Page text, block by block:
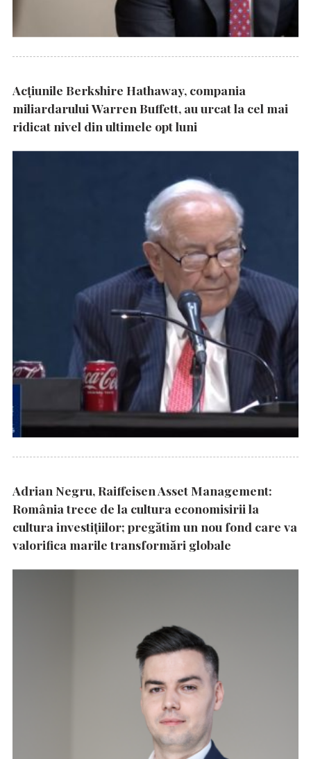
Acțiunile Berkshire Hathaway, compania
miliardarului Warren Buffett, au urcat la cel mai
ridicat nivel din ultimele opt luni
Adrian Negru, Raiffeisen Asset Management:
România trece de la cultura economisirii la
cultura investițiilor; pregătim un nou fond care va
valorifica marile transformări globale